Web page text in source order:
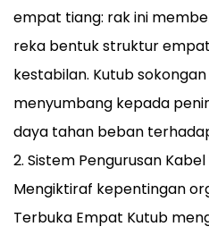
empat tiang: rak ini
reka bentuk struktur
kestabilan. Kutub
menyumbang kepada
daya tahan beban
2. Sistem Pengurusan
Mengiktiraf kepentingan
Terbuka Empat Kutub